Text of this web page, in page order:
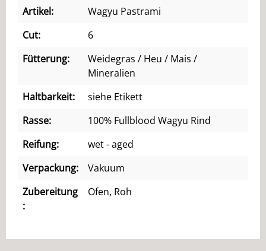
Artikel:
Wagyu Pastrami
Cut:
6
Fütterung:
Weidegras / Heu / Mais /
Mineralien
Haltbarkeit:
siehe Etikett
Rasse:
100% Fullblood Wagyu Rind
Reifung:
wet - aged
Verpackung:
Vakuum
Zubereitung
:
Ofen, Roh